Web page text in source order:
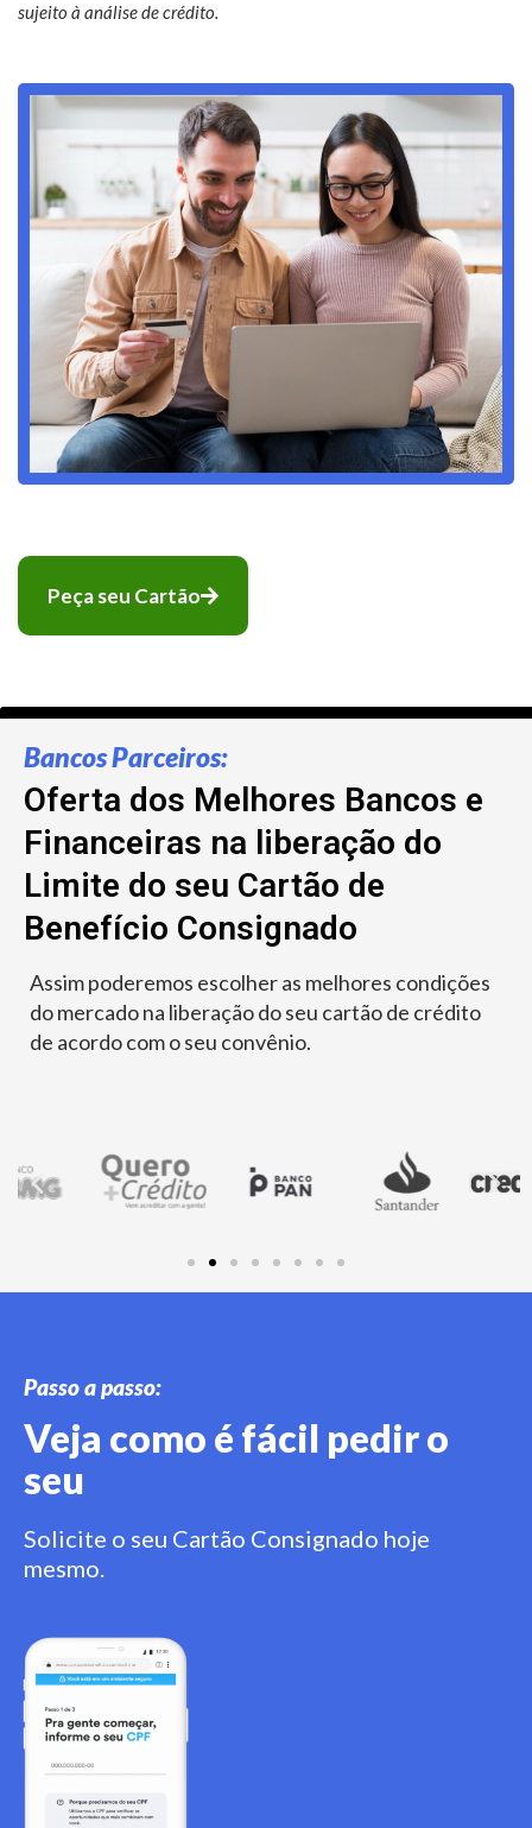
sujeito à análise de crédito.
Peça seu Cartão
Bancos Parceiros:
Oferta dos Melhores Bancos e
Financeiras na liberação do
Limite do seu Cartão de
Benefício Consignado
Assim poderemos escolher as melhores condições
do mercado na liberação do seu cartão de crédito
de acordo com o seu convênio.
Passo a passo:
Veja como é fácil pedir o
seu
Solicite o seu Cartão Consignado hoje
mesmo.